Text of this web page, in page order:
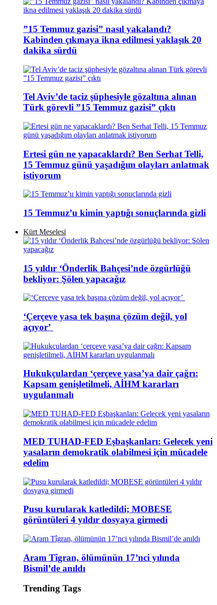
”15 Temmuz gazisi” nasıl yakalandı?
Kabinden çıkmaya ikna edilmesi yaklaşık 20
dakika sürdü
Tel Aviv’de taciz şüphesiyle gözaltına alınan
Türk görevli ”15 Temmuz gazisi” çıktı
Ertesi gün ne yapacaklardı? Ben Serhat Telli,
15 Temmuz günü yaşadığım olayları anlatmak
istiyorum
15 Temmuz’u kimin yaptığı sonuçlarında gizli
Kürt Meselesi
15 yıldır ‘Önderlik Bahçesi’nde özgürlüğü
bekliyor: Şölen yapacağız
‘Çerçeve yasa tek başına çözüm değil, yol
açıyor’
Hukukçulardan ‘çerçeve yasa’ya dair çağrı:
Kapsam genişletilmeli, AİHM kararları
uygulanmalı
MED TUHAD-FED Eşbaşkanları: Gelecek yeni
yasaların demokratik olabilmesi için mücadele
edelim
Pusu kurularak katledildi; MOBESE
görüntüleri 4 yıldır dosyaya girmedi
Aram Tîgran, ölümünün 17’nci yılında
Bismil’de anıldı
Trending Tags